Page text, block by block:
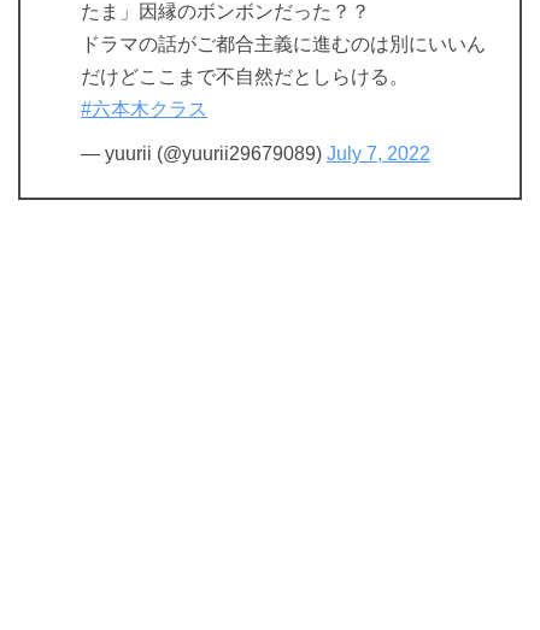
たま」因縁のボンボンだった？？
ドラマの話がご都合主義に進むのは別にいいん
だけどここまで不自然だとしらける。
#六本木クラス
— yuurii (@yuurii29679089) July 7, 2022